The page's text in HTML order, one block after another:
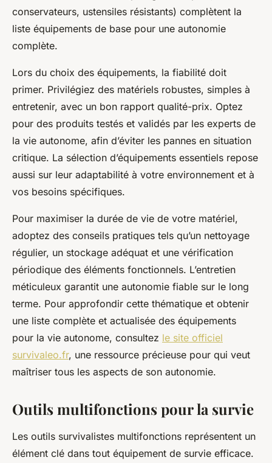
conservateurs, ustensiles résistants) complètent la
liste équipements de base pour une autonomie
complète.
Lors du choix des équipements, la fiabilité doit
primer. Privilégiez des matériels robustes, simples à
entretenir, avec un bon rapport qualité-prix. Optez
pour des produits testés et validés par les experts de
la vie autonome, afin d’éviter les pannes en situation
critique. La sélection d’équipements essentiels repose
aussi sur leur adaptabilité à votre environnement et à
vos besoins spécifiques.
Pour maximiser la durée de vie de votre matériel,
adoptez des conseils pratiques tels qu’un nettoyage
régulier, un stockage adéquat et une vérification
périodique des éléments fonctionnels. L’entretien
méticuleux garantit une autonomie fiable sur le long
terme. Pour approfondir cette thématique et obtenir
une liste complète et actualisée des équipements
pour la vie autonome, consultez le site officiel
survivaleo.fr, une ressource précieuse pour qui veut
maîtriser tous les aspects de son autonomie.
Outils multifonctions pour la survie
Les outils survivalistes multifonctions représentent un
élément clé dans tout équipement de survie efficace.